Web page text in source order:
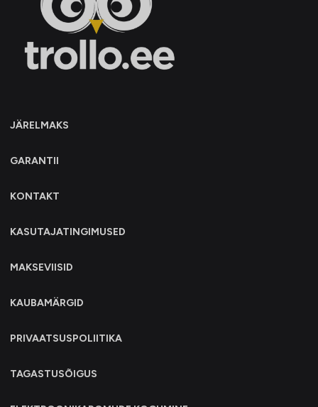
JÄRELMAKS
GARANTII
KONTAKT
KASUTAJATINGIMUSED
MAKSEVIISID
KAUBAMÄRGID
PRIVAATSUSPOLIITIKA
TAGASTUSÕIGUS